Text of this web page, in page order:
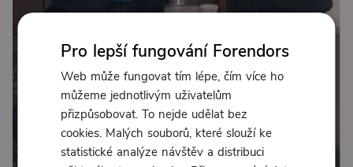
Pro lepší fungování Forendors
Web může fungovat tím lépe, čím více ho
můžeme jednotlivým uživatelům
přizpůsobovat. To nejde udělat bez
cookies. Malých souborů, které slouží ke
statistické analýze návštěv a distribuci